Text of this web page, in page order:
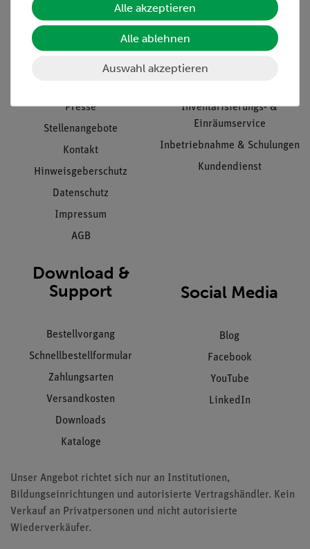
Informationen
Unternehmen
Presse
Stellenangebote
Kontakt
Hinweisgeberschutz
Datenschutz
Impressum
AGB
Service
Übersicht Service
Inventarisierungs- &
Einräumservice
Inbetriebnahme & Schulungen
Kundendienst
Download &
Support
Bestellvorgang
Schnellbestellformular
Zahlungsarten
Versandkosten
Downloads
Kataloge
Social Media
Blog
Facebook
YouTube
LinkedIn
Unser Angebot richtet sich nur an Institutionen,
Bildungseinrichtungen und autorisierte Vertragshändler. Kein
Verkauf an Privatpersonen und nicht autorisierte
Wiederverkäufer.
Alle akzeptieren
Alle ablehnen
Auswahl akzeptieren